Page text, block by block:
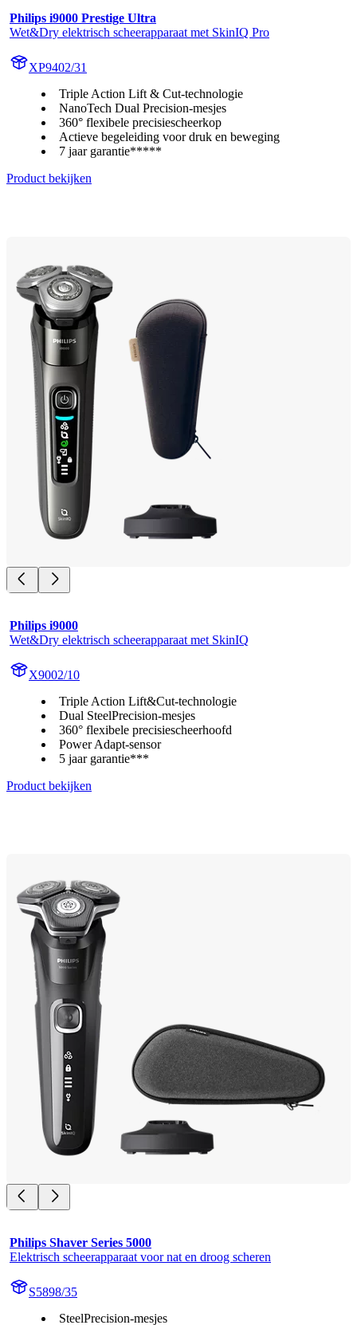
Philips i9000 Prestige Ultra
Wet&Dry elektrisch scheerapparaat met SkinIQ Pro
XP9402/31
Triple Action Lift & Cut-technologie
NanoTech Dual Precision-mesjes
360° flexibele precisiescheerkop
Actieve begeleiding voor druk en beweging
7 jaar garantie*****
Product bekijken
Philips i9000
Wet&Dry elektrisch scheerapparaat met SkinIQ
X9002/10
Triple Action Lift&Cut-technologie
Dual SteelPrecision-mesjes
360° flexibele precisiescheerhoofd
Power Adapt-sensor
5 jaar garantie***
Product bekijken
Philips Shaver Series 5000
Elektrisch scheerapparaat voor nat en droog scheren
S5898/35
SteelPrecision-mesjes